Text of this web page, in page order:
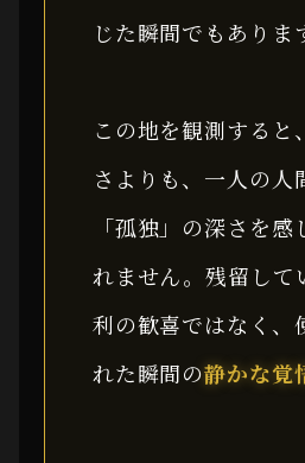
じた瞬間でもありま
この地を観測すると
さよりも、一人の人
「孤独」の深さを
れません。残留して
利の歓喜ではなく、
れた瞬間の静かな覚